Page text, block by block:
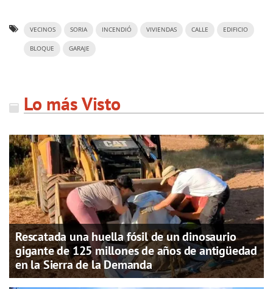
VECINOS SORIA INCENDIÓ VIVIENDAS CALLE EDIFICIO
BLOQUE GARAJE
Lo más Visto
Rescatada una huella fósil de un dinosaurio
gigante de 125 millones de años de antigüedad
en la Sierra de la Demanda